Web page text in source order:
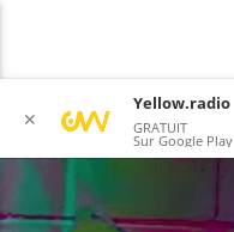
✕
Yellow.radio
GRATUIT
Sur Google Play